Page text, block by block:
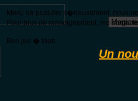
Merci de postuler s�rieusement, nous
Pour plus de renseignement, me
Bon jeu � tous.
Un